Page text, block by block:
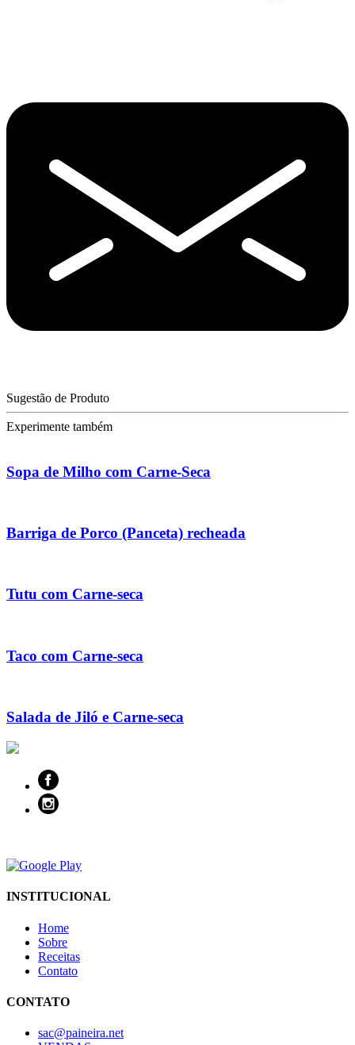
Sugestão de Produto
Experimente também
Sopa de Milho com Carne-Seca
Barriga de Porco (Panceta) recheada
Tutu com Carne-seca
Taco com Carne-seca
Salada de Jiló e Carne-seca
INSTITUCIONAL
Home
Sobre
Receitas
Contato
CONTATO
sac@paineira.net